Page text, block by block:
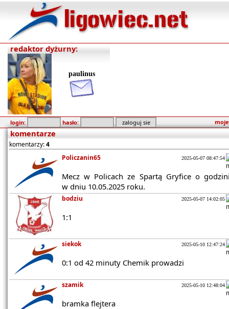
redaktor dyżurny:
paulinus
login: hasło:
komentarze
komentarzy:4
Policzanin65
2025-05-07 08:47:54
Mecz w Policach ze Spartą Gryfice o
w dniu 10.05.2025 roku.
bodziu 2025-05-07 14:02:05
1:1
siekok 2025-05-10 12:47:24
0:1 od 42 minuty Chemik prowadzi
szamik 2025-05-10 12:48:04
bramka flejtera